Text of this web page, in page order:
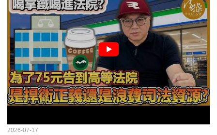
2026-07-17